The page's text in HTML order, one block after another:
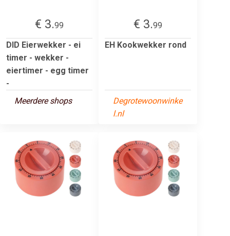
€ 3.99
DID Eierwekker - ei
timer - wekker -
eiertimer - egg timer
-
Meerdere shops
€ 3.99
EH Kookwekker rond
Degrotewoonwinke
l.nl